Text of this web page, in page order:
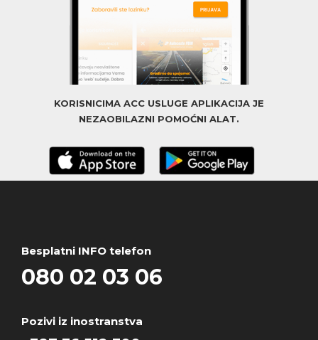
KORISNICIMA ACC USLUGE APLIKACIJA JE
NEZAOBILAZNI POMOĆNI ALAT.
Besplatni INFO telefon
080 02 03 06
Pozivi iz inostranstva